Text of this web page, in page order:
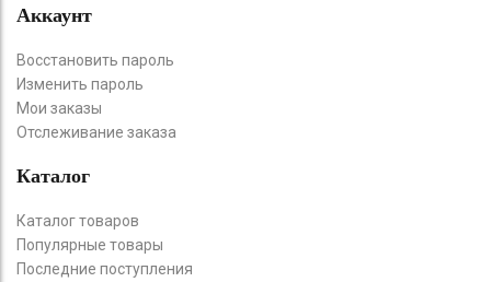
Аккаунт
Восстановить пароль
Изменить пароль
Мои заказы
Отслеживание заказа
Каталог
Каталог товаров
Популярные товары
Последние поступления